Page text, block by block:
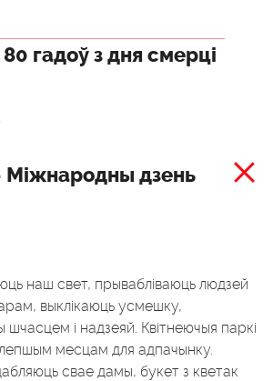
гадоў з дня смерці
Міжнародны дзень
наш свет, прывабліваюць людзей
выклікаюць усмешку,
і надзеяй. Квітнеючыя паркі
лепшым месцам для адпачынку.
свае дамы, букет з кветак